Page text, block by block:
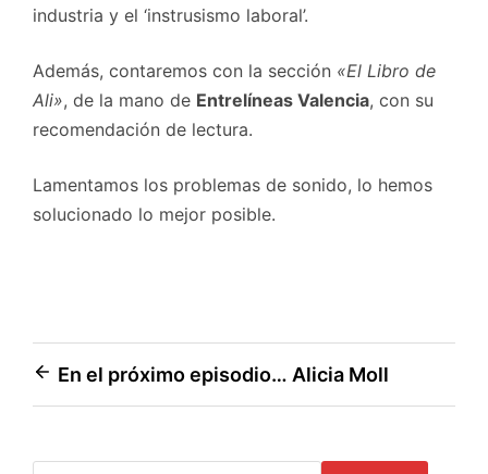
industria y el ‘instrusismo laboral’.
Además, contaremos con la sección «El Libro de
Ali», de la mano de Entrelíneas Valencia, con su
recomendación de lectura.
Lamentamos los problemas de sonido, lo hemos
solucionado lo mejor posible.
Navegación
de
entradas
En el próximo episodio… Alicia Moll